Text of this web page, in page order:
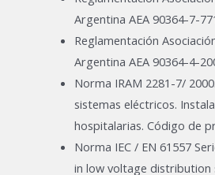
Argentina AEA 90364-7-
Reglamentación
Argentina AEA 90364-4-
Norma IRAM 2281-7/
sistemas eléctricos.
hospitalarias. Código de
Norma IEC / EN 61557
in low voltage distribution